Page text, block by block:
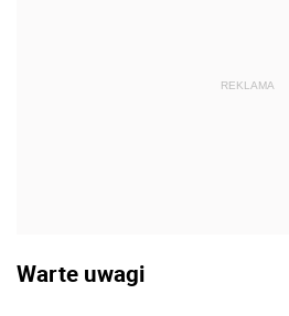
REKLAMA
Warte uwagi